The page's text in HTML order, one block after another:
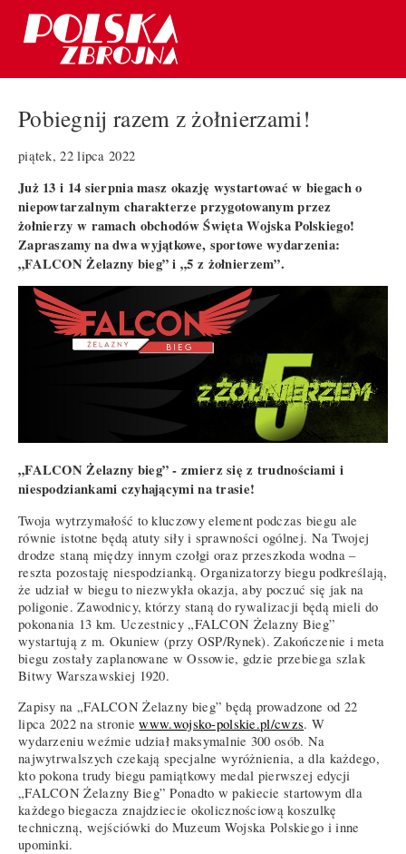
Pobiegnij razem z żołnierzami!
piątek, 22 lipca 2022
Już 13 i 14 sierpnia masz okazję wystartować w biegach o
niepowtarzalnym charakterze przygotowanym przez
żołnierzy w ramach obchodów Święta Wojska Polskiego!
Zapraszamy na dwa wyjątkowe, sportowe wydarzenia:
„FALCON Żelazny bieg” i „5 z żołnierzem”.
„FALCON Żelazny bieg” - zmierz się z trudnościami i
niespodziankami czyhającymi na trasie!
Twoja wytrzymałość to kluczowy element podczas biegu ale
równie istotne będą atuty siły i sprawności ogólnej. Na Twojej
drodze staną między innym czołgi oraz przeszkoda wodna –
reszta pozostaję niespodzianką. Organizatorzy biegu podkreślają,
że udział w biegu to niezwykła okazja, aby poczuć się jak na
poligonie. Zawodnicy, którzy staną do rywalizacji będą mieli do
pokonania 13 km. Uczestnicy „FALCON Żelazny Bieg”
wystartują z m. Okuniew (przy OSP/Rynek). Zakończenie i meta
biegu zostały zaplanowane w Ossowie, gdzie przebiega szlak
Bitwy Warszawskiej 1920.
Zapisy na „FALCON Żelazny bieg” będą prowadzone od 22
lipca 2022 na stroniewww.wojsko-polskie.pl/cwzs. W
wydarzeniu weźmie udział maksymalnie 300 osób. Na
najwytrwalszych czekają specjalne wyróżnienia, a dla każdego,
kto pokona trudy biegu pamiątkowy medal pierwszej edycji
„FALCON Żelazny Bieg” Ponadto w pakiecie startowym dla
każdego biegacza znajdziecie okolicznościową koszulkę
techniczną, wejściówki do Muzeum Wojska Polskiego i inne
upominki.